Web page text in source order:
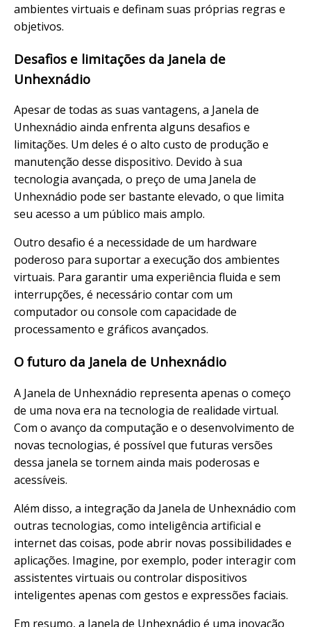
ambientes virtuais e definam suas próprias regras e
objetivos.
Desafios e limitações da Janela de
Unhexnádio
Apesar de todas as suas vantagens, a Janela de
Unhexnádio ainda enfrenta alguns desafios e
limitações. Um deles é o alto custo de produção e
manutenção desse dispositivo. Devido à sua
tecnologia avançada, o preço de uma Janela de
Unhexnádio pode ser bastante elevado, o que limita
seu acesso a um público mais amplo.
Outro desafio é a necessidade de um hardware
poderoso para suportar a execução dos ambientes
virtuais. Para garantir uma experiência fluida e sem
interrupções, é necessário contar com um
computador ou console com capacidade de
processamento e gráficos avançados.
O futuro da Janela de Unhexnádio
A Janela de Unhexnádio representa apenas o começo
de uma nova era na tecnologia de realidade virtual.
Com o avanço da computação e o desenvolvimento de
novas tecnologias, é possível que futuras versões
dessa janela se tornem ainda mais poderosas e
acessíveis.
Além disso, a integração da Janela de Unhexnádio com
outras tecnologias, como inteligência artificial e
internet das coisas, pode abrir novas possibilidades e
aplicações. Imagine, por exemplo, poder interagir com
assistentes virtuais ou controlar dispositivos
inteligentes apenas com gestos e expressões faciais.
Em resumo, a Janela de Unhexnádio é uma inovação